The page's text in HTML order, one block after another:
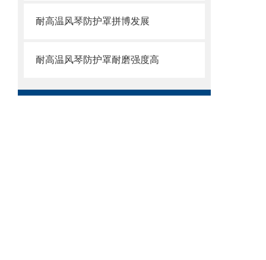
耐高温风琴防护罩拼博发展
耐高温风琴防护罩耐磨强度高